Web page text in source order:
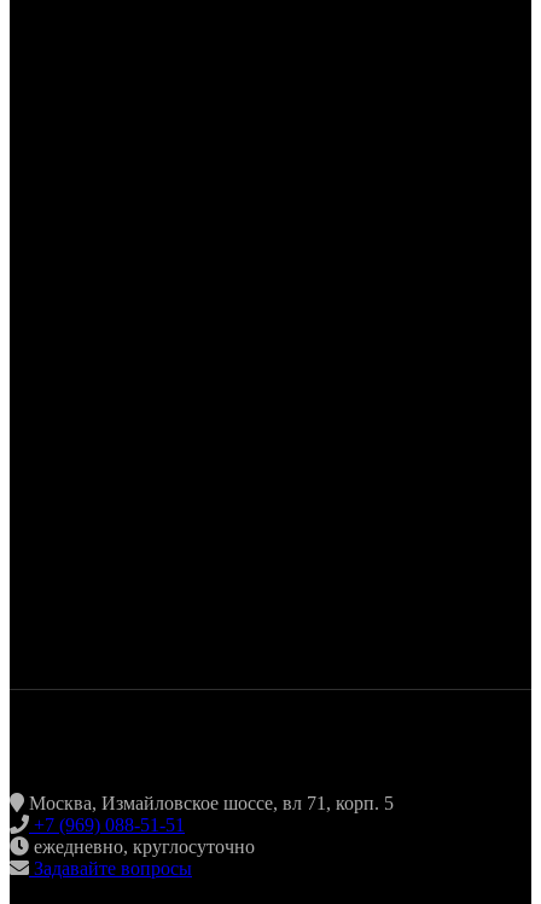
Москва, Измайловское шоссе, вл 71, корп. 5
+7 (969) 088-51-51
ежедневно, круглосуточно
Задавайте вопросы